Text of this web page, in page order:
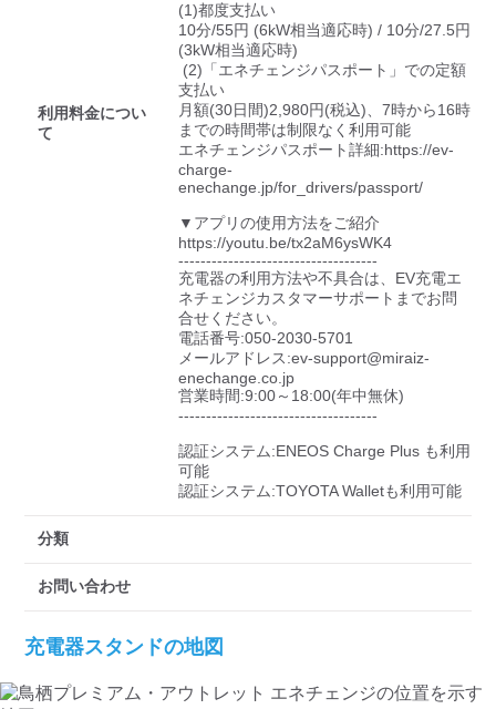
利用料金につい
て
(1)都度支払い
10分/55円 (6kW相当適応時) / 10分/27.5円
(3kW相当適応時)
支払い
月額(30日間)2,980円(税込)、7時から16時
までの時間帯は制限なく利用可能
エネチェンジパスポート詳細:https://ev-
charge-
enechange.jp/for_drivers/passport/
▼アプリの使用方法をご紹介
https://youtu.be/tx2aM6ysWK4
------------------------------------
充電器の利用方法や不具合は、EV充電エ
ネチェンジカスタマーサポートまでお問
合せください。
電話番号:050-2030-5701
メールアドレス:ev-support@miraiz-
enechange.co.jp
営業時間:9:00～18:00(年中無休)
------------------------------------
認証システム:ENEOS Charge Plus も利用
可能
認証システム:TOYOTA Walletも利用可能
分類
お問い合わせ
充電器スタンドの地図